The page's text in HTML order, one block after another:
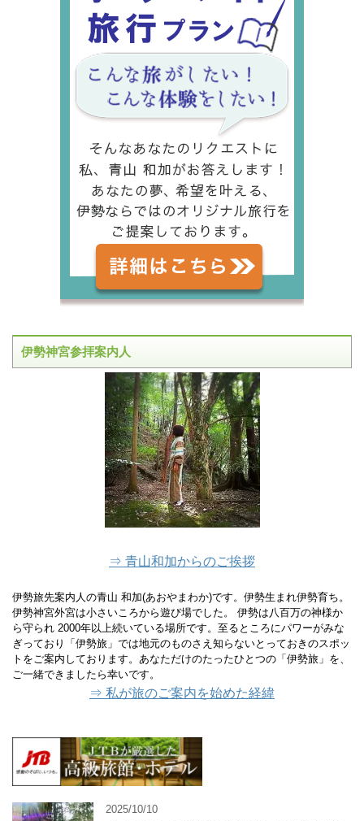
伊勢神宮参拝案内人
⇒ 青山和加からのご挨拶
伊勢旅先案内人の青山 和加(あおやまわか)です。伊勢生まれ伊勢育ち。
伊勢神宮外宮は小さいころから遊び場でした。 伊勢は八百万の神様か
ら守られ 2000年以上続いている場所です。至るところにパワーがみな
ぎっており「伊勢旅」では地元のものさえ知らないとっておきのスポッ
トをご案内しております。あなただけのたったひとつの「伊勢旅」を、
ご一緒できましたら幸いです。
⇒ 私が旅のご案内を始めた経緯
2025/10/10